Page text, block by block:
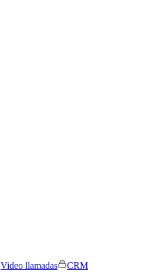
Video llamadas
CRM